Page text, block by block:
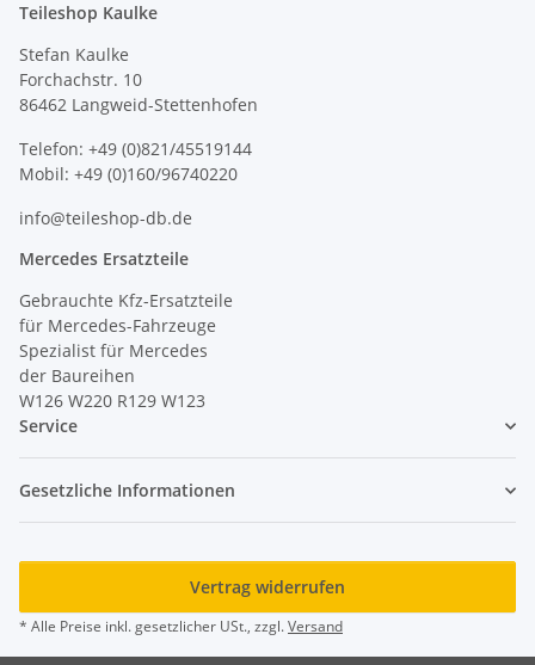
Teileshop Kaulke
Stefan Kaulke
Forchachstr. 10
86462 Langweid-Stettenhofen
Telefon: +49 (0)821/45519144
Mobil: +49 (0)160/96740220
info@teileshop-db.de
Mercedes Ersatzteile
Gebrauchte Kfz-Ersatzteile
für Mercedes-Fahrzeuge
Spezialist für Mercedes
der Baureihen
W126 W220 R129 W123
Service
Gesetzliche Informationen
Vertrag widerrufen
* Alle Preise inkl. gesetzlicher USt., zzgl.Versand